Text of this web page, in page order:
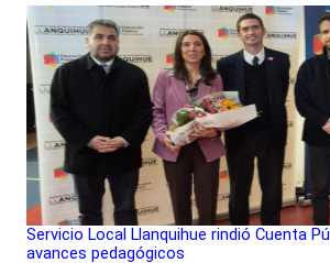
Servicio Local Llanquihue rindió Cuenta
avances pedagógicos